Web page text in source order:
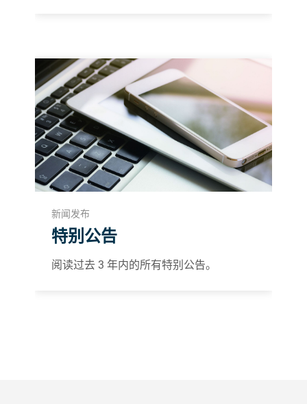
新闻发布
特别公告
阅读过去 3 年内的所有特别公告。